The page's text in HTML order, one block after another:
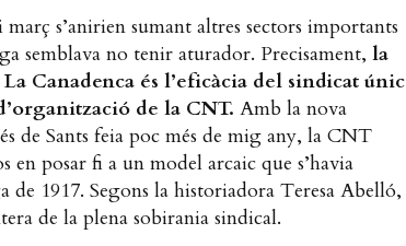
s’anirien sumant altres sectors importants
semblava no tenir aturador. Precisament, la
Canadenca és l’eficàcia del sindicat únic
de la CNT. Amb la nova
de Sants feia poc més de mig any, la CNT
en posar fi a un model arcaic que s’havia
de 1917. Segons la historiadora Teresa Abelló,
de la plena sobirania sindical.